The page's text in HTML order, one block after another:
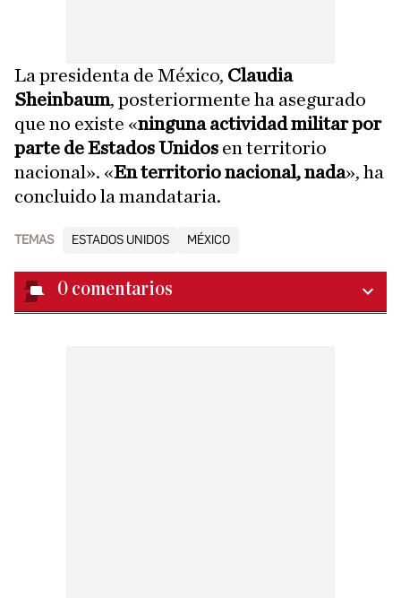
La presidenta de México, Claudia
Sheinbaum, posteriormente ha asegurado
que no existe «ninguna actividad militar por
parte de Estados Unidos en territorio
nacional». «En territorio nacional, nada», ha
concluido la mandataria.
TEMAS ESTADOS UNIDOS MÉXICO
0 comentarios